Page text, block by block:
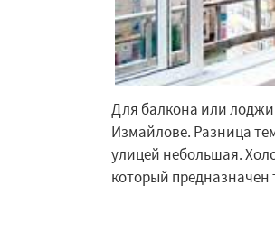
Для балкона или
Измайлове. Разница
улицей небольшая.
который предназначен